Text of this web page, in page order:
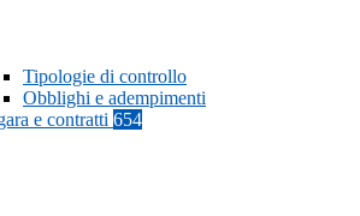
Tipologie di controllo
Obblighi e adempimenti
e contratti 654